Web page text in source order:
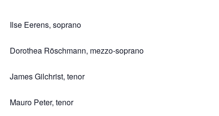
Ilse Eerens, soprano
Dorothea Röschmann, mezzo-soprano
James Gilchrist, tenor
Mauro Peter, tenor